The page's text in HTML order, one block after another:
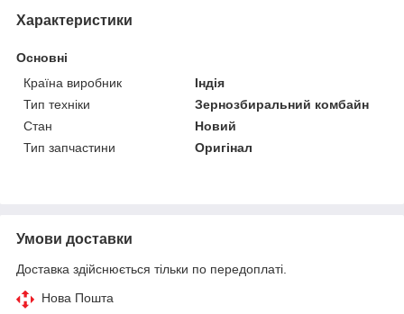
Характеристики
Основні
Країна виробник
Індія
Тип техніки
Зернозбиральний комбайн
Стан
Новий
Тип запчастини
Оригінал
Умови доставки
Доставка здійснюється тільки по передоплаті.
Нова Пошта